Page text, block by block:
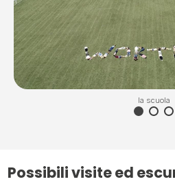
la scuola
Possibili visite ed